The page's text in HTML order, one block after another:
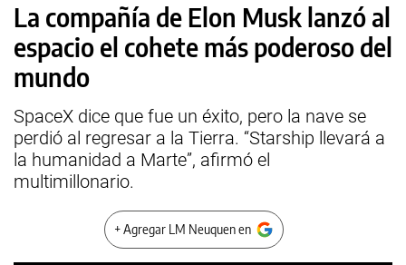
La compañía de Elon Musk lanzó al
espacio el cohete más poderoso del
mundo
SpaceX dice que fue un éxito, pero la nave se
perdió al regresar a la Tierra. “Starship llevará a
la humanidad a Marte”, afirmó el
multimillonario.
+ Agregar LM Neuquen en